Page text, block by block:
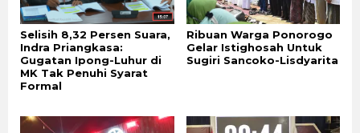
Selisih 8,32 Persen Suara,
Indra Priangkasa:
Gugatan Ipong-Luhur di
MK Tak Penuhi Syarat
Formal
Ribuan Warga Ponorogo
Gelar Istighosah Untuk
Sugiri Sancoko-Lisdyarita